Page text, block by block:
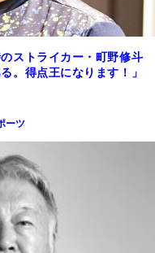
ストライカー・町野修斗
。得点王になります！」
ーツ